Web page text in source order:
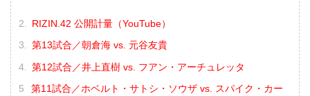
RIZIN.42 公開計量（YouTube）
第13試合／朝倉海 vs. 元谷友貴
第12試合／井上直樹 vs. フアン・アーチュレッタ
第11試合／ホベルト・サトシ・ソウザ vs. スパイク・カー